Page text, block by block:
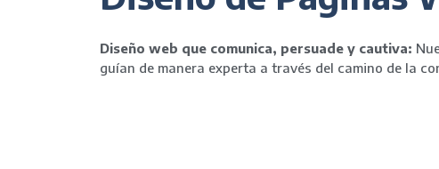
Diseño web que comunica, persuade y cautiva:
guían de manera experta a través del camino de la